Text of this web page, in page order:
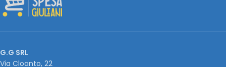
G.G SRL
Via Cloanto, 22